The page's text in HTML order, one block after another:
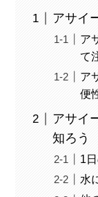
アサイ
ア
て
ア
便
アサイ
知ろう
1
水